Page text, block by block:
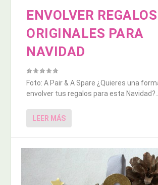
ENVOLVER REGALOS
ORIGINALES PARA
NAVIDAD
Foto: A Pair & A Spare ¿Quieres una
envolver tus regalos para esta Navidad?...
LEER MÁS